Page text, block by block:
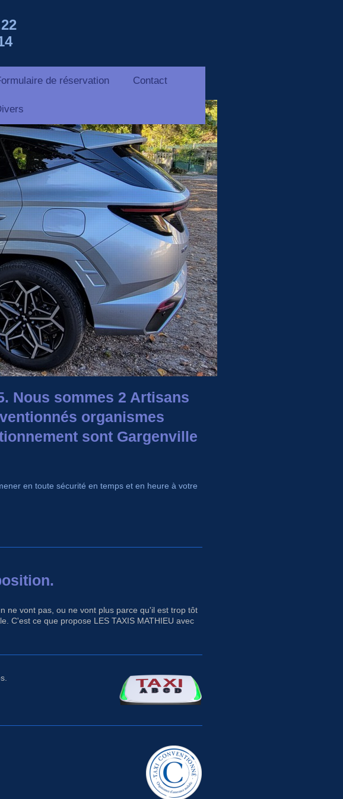
de réservation Contact
Nous sommes 2 Artisans
organismes
sont Gargenville
en toute sécurité en temps et en heure à votre
ne vont pas, ou ne vont plus parce qu'il est trop tôt
C'est ce que propose LES TAXIS MATHIEU avec